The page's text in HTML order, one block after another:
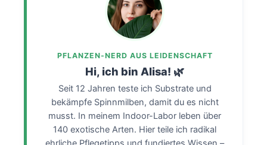
PFLANZEN-NERD AUS LEIDENSCHAFT
Hi, ich bin Alisa! 🌿
Seit 12 Jahren teste ich Substrate und
bekämpfe Spinnmilben, damit du es nicht
musst. In meinem Indoor-Labor leben über
140 exotische Arten. Hier teile ich radikal